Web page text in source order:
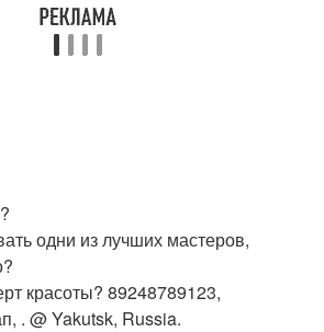
одни из лучших мастеров,
красоты? 89248789123,
. @ Yakutsk, Russia.